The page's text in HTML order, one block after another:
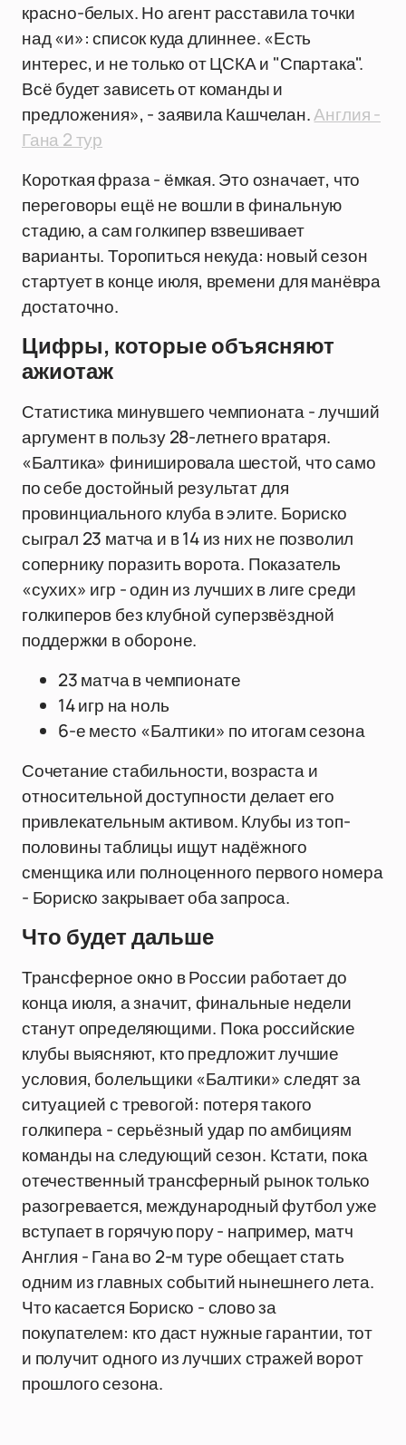
красно-белых. Но агент расставила точки
над «и»: список куда длиннее. «Есть
интерес, и не только от ЦСКА и "Спартака".
Всё будет зависеть от команды и
предложения», - заявила Кашчелан.Англия -
Гана 2 тур
Короткая фраза - ёмкая. Это означает, что
переговоры ещё не вошли в финальную
стадию, а сам голкипер взвешивает
варианты. Торопиться некуда: новый сезон
стартует в конце июля, времени для манёвра
достаточно.
Цифры, которые объясняют
ажиотаж
Статистика минувшего чемпионата - лучший
аргумент в пользу 28-летнего вратаря.
«Балтика» финишировала шестой, что само
по себе достойный результат для
провинциального клуба в элите. Бориско
сыграл 23 матча и в 14 из них не позволил
сопернику поразить ворота. Показатель
«сухих» игр - один из лучших в лиге среди
голкиперов без клубной суперзвёздной
поддержки в обороне.
23 матча в чемпионате
14 игр на ноль
6-е место «Балтики» по итогам сезона
Сочетание стабильности, возраста и
относительной доступности делает его
привлекательным активом. Клубы из топ-
половины таблицы ищут надёжного
сменщика или полноценного первого номера
- Бориско закрывает оба запроса.
Что будет дальше
Трансферное окно в России работает до
конца июля, а значит, финальные недели
станут определяющими. Пока российские
клубы выясняют, кто предложит лучшие
условия, болельщики «Балтики» следят за
ситуацией с тревогой: потеря такого
голкипера - серьёзный удар по амбициям
команды на следующий сезон. Кстати, пока
отечественный трансферный рынок только
разогревается, международный футбол уже
вступает в горячую пору - например, матч
Англия - Гана во 2-м туре обещает стать
одним из главных событий нынешнего лета.
Что касается Бориско - слово за
покупателем: кто даст нужные гарантии, тот
и получит одного из лучших стражей ворот
прошлого сезона.